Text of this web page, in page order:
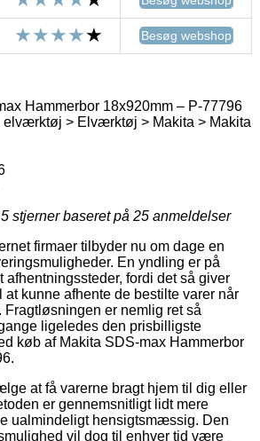
Besøg webshop
Hammerbor 18x920mm – P-77796
> Elværktøj > Makita > Makita
stjerner baseret på 25 anmeldelser
firmaer tilbyder nu om dage en
En yndling er på
fordi det så giver
kunne afhente de bestilte varer når
Fragtløsningen er nemlig ret så
ligeledes den prisbilligste
køb af Makita SDS-max Hammerbor
at få varerne bragt hjem til dig eller
er gennemsnitligt lidt mere
ualmindeligt hensigtsmæssig. Den
vil dog til enhver tid være